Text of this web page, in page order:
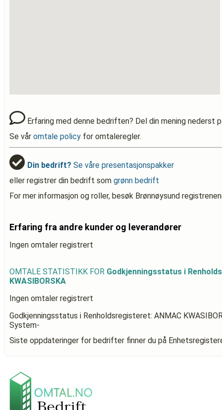
Erfaring med denne bedriften? Del din mening nederst
Se vår omtale policy for omtaleregler.
Din bedrift? Se våre presentasjonspakker
eller registrer din bedrift som grønn bedrift
For mer informasjon og roller, besøk Brønnøysund
Erfaring fra andre kunder og leverandører
Ingen omtaler registrert
OMTALE STATISTIKK FOR Godkjenningsstatus i
KWASIBORSKA
Ingen omtaler registrert
Godkjenningsstatus i Renholdsregisteret: ANMAC
System-
Siste oppdateringer for bedrifter finner du på